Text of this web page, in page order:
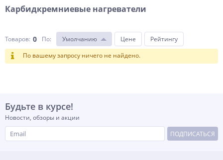
Карбидкремниевые нагреватели
Товаров: 0 По: Умолчанию Цене
Рейтингу
По вашему запросу ничего не найдено.
Будьте в курсе!
Новости, обзоры и акции
ПОДПИСАТЬСЯ